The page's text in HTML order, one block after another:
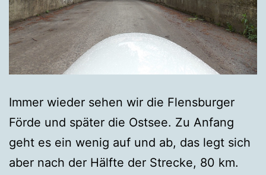
Immer wieder sehen wir die Flensburger
Förde und später die Ostsee. Zu Anfang
geht es ein wenig auf und ab, das legt sich
aber nach der Hälfte der Strecke, 80 km.